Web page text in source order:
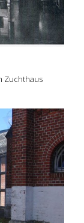
Zuchthaus